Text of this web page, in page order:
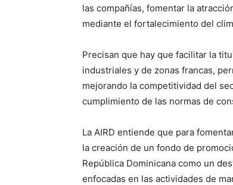
las compañías, fomentar la
mediante el fortalecimiento del
Precisan que hay que facilitar la
industriales y de zonas francas,
mejorando la competitividad del
cumplimiento de las normas de
La AIRD entiende que para
la creación de un fondo de
República Dominicana como un
enfocadas en las actividades de